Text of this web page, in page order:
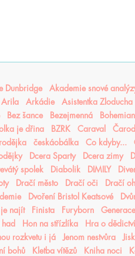
Dunbridge Akademie snové
Arila Arkádie Asistentka Zloducha
Bez šance Bezejmenná
je dřina BZRK Caraval
českáobálka Co kdyby...
Dcera Sparty Dcera zimy
spolek Diabolik DIMILY
Dračí město Dračí oči Dračí
Dvoření Bristol Keatsové
najít Finista Furyborn Generace
Hon na střízlíka Hra o dědictví
rozkvetu i já Jenom nestvůra
bohů Kletba vítězů Kniha noci